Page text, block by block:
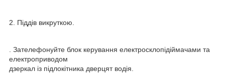
2. Піддів викруткою.
. Зателефонуйте блок керування електросклопідіймачами та
електроприводом
дзеркал із підлокітника дверцят водія.